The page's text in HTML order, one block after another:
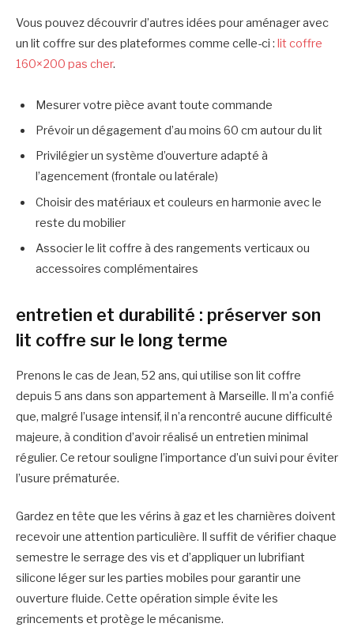
Vous pouvez découvrir d’autres idées pour aménager avec
un lit coffre sur des plateformes comme celle-ci : lit coffre
160×200 pas cher.
Mesurer votre pièce avant toute commande
Prévoir un dégagement d’au moins 60 cm autour du lit
Privilégier un système d’ouverture adapté à
l’agencement (frontale ou latérale)
Choisir des matériaux et couleurs en harmonie avec le
reste du mobilier
Associer le lit coffre à des rangements verticaux ou
accessoires complémentaires
entretien et durabilité : préserver son
lit coffre sur le long terme
Prenons le cas de Jean, 52 ans, qui utilise son lit coffre
depuis 5 ans dans son appartement à Marseille. Il m’a confié
que, malgré l’usage intensif, il n’a rencontré aucune difficulté
majeure, à condition d’avoir réalisé un entretien minimal
régulier. Ce retour souligne l’importance d’un suivi pour éviter
l’usure prématurée.
Gardez en tête que les vérins à gaz et les charnières doivent
recevoir une attention particulière. Il suffit de vérifier chaque
semestre le serrage des vis et d’appliquer un lubrifiant
silicone léger sur les parties mobiles pour garantir une
ouverture fluide. Cette opération simple évite les
grincements et protège le mécanisme.